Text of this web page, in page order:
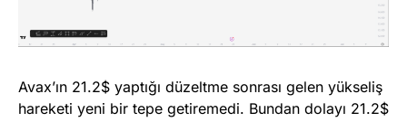
Avax’ın 21.2$ yaptığı düzeltme sonrası gelen yükseliş
hareketi yeni bir tepe getiremedi. Bundan dolayı 21.2$